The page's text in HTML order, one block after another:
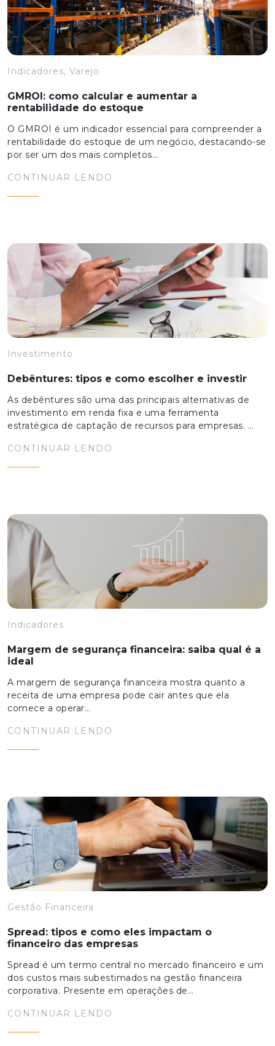
Indicadores, Varejo
GMROI: como calcular e aumentar a
rentabilidade do estoque
O GMROI é um indicador essencial para compreender a
rentabilidade do estoque de um negócio, destacando-se
por ser um dos mais completos…
CONTINUAR LENDO
Investimento
Debêntures: tipos e como escolher e investir
As debêntures são uma das principais alternativas de
investimento em renda fixa e uma ferramenta
estratégica de captação de recursos para empresas. …
CONTINUAR LENDO
Indicadores
Margem de segurança financeira: saiba qual é a
ideal
A margem de segurança financeira mostra quanto a
receita de uma empresa pode cair antes que ela
comece a operar…
CONTINUAR LENDO
Gestão Financeira
Spread: tipos e como eles impactam o
financeiro das empresas
Spread é um termo central no mercado financeiro e um
dos custos mais subestimados na gestão financeira
corporativa. Presente em operações de…
CONTINUAR LENDO